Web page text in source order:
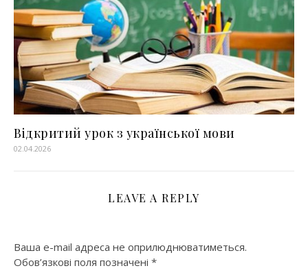
Відкритий урок з української мови
02.04.2026
LEAVE A REPLY
Ваша e-mail адреса не оприлюднюватиметься.
Обов’язкові поля позначені *